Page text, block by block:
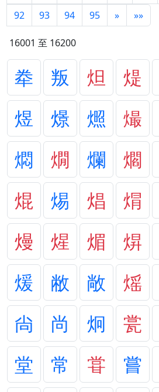
92
93 94 95 » »»
16001 至 16200
牶 叛 炟 煶
煜
燝 燳 熶
燜
燗 爛 爓
焜
焬 焻 焨
熳
煋 煝 焺
煖
敝 敞 熎
尙
尚 炯 瓽
堂
常 甞 嘗